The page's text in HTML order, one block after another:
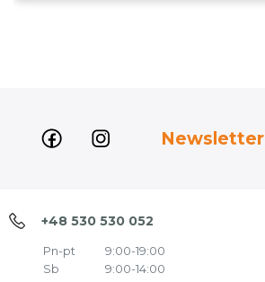
Newsletter
+48 530 530 052
Pn-pt
9:00-19:00
Sb
9:00-14:00